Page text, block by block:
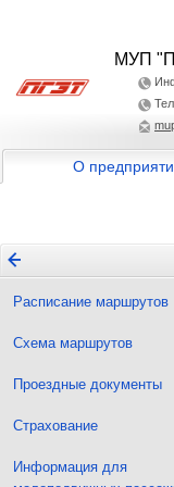
МУП
О
Расписание маршрутов
Схема маршрутов
Проездные документы
Страхование
Информация для